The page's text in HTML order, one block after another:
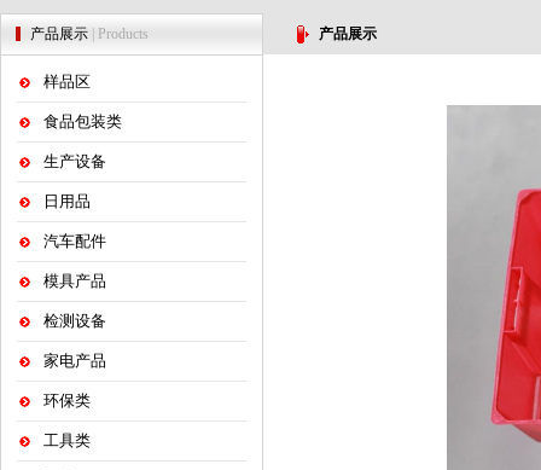
产品展示 | Products
样品区
食品包装类
生产设备
日用品
汽车配件
模具产品
检测设备
家电产品
环保类
工具类
产品展示